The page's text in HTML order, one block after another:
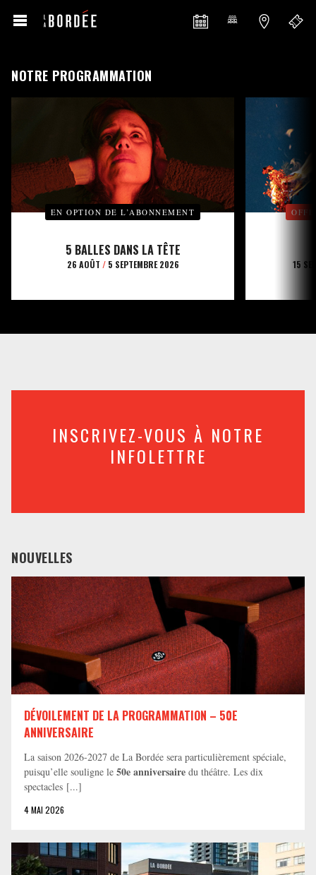
NOTRE PROGRAMMATION
EN OPTION DE L’ABONNEMENT
5 BALLES DANS LA TÊTE
26 AOÛT /5 SEPTEMBRE 2026 15
INSCRIVEZ-VOUS À NOTRE
INFOLETTRE
NOUVELLES
DÉVOILEMENT DE LA PROGRAMMATION – 50E
ANNIVERSAIRE
La saison 2026-2027 de La Bordée sera particulièrement spéciale,
puisqu’elle souligne le 50e anniversaire du théâtre. Les dix
spectacles [...]
4 MAI 2026